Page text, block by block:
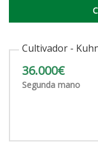
Cultivador -
36.000€
Segunda mano